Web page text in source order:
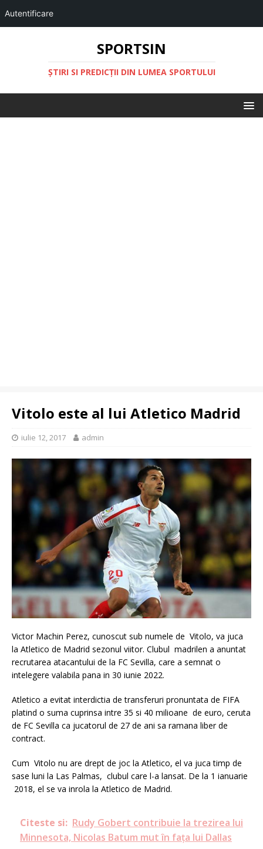
Autentificare
SPORTSIN
ŞTIRI SI PREDICŢII DIN LUMEA SPORTULUI
Vitolo este al lui Atletico Madrid
iulie 12, 2017 admin
Victor Machin Perez, cunoscut sub numele de Vitolo, va juca
la Atletico de Madrid sezonul viitor. Clubul madrilen a anuntat
recrutarea atacantului de la FC Sevilla, care a semnat o
intelegere valabila pana in 30 iunie 2022.
Atletico a evitat interdictia de transferuri pronuntata de FIFA
platind o suma cuprinsa intre 35 si 40 milioane de euro, ceruta
de FC Sevilla ca jucatorul de 27 de ani sa ramana liber de
contract.
Cum Vitolo nu are drept de joc la Atletico, el va juca timp de
sase luni la Las Palmas, clubul care l-a lansat. De la 1 ianuarie
2018, el se va inrola la Atletico de Madrid.
Citeste si: Rudy Gobert contribuie la trezirea lui
Minnesota, Nicolas Batum mut în fața lui Dallas